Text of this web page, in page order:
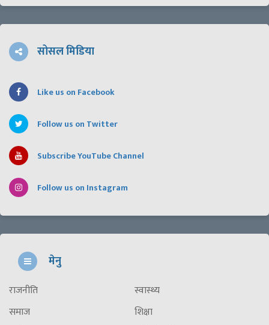
सोसल मिडिया
Like us on Facebook
Follow us on Twitter
Subscribe YouTube Channel
Follow us on Instagram
मेनु
राजनीति
समाज
स्वास्थ्य
शिक्षा